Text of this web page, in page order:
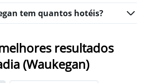
tem quantos hotéis?
resultados
(Waukegan)